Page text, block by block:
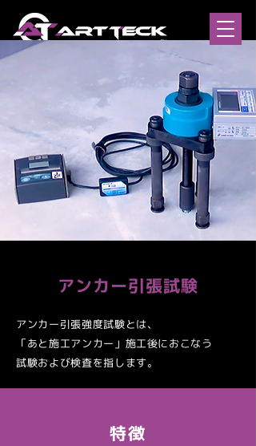
アンカー引張試験
アンカー引張強度試験とは、
「あと施工アンカー」施工後におこなう
試験および検査を指します。
特徴